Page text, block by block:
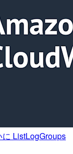
ListLogGroups